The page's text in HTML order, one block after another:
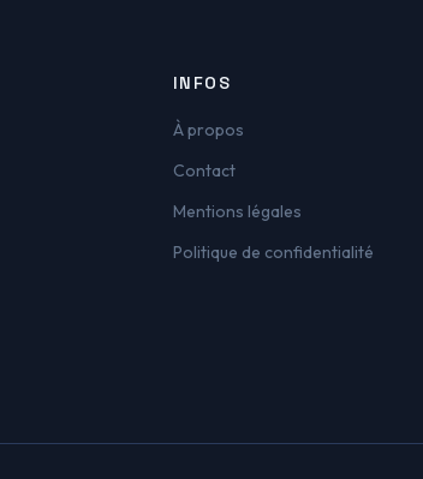
INFOS
À propos
Contact
Mentions légales
Politique de confidentialité